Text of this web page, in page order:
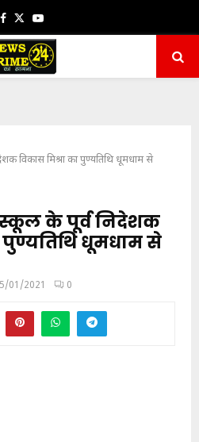
Facebook
TwitterYoutube
विकास मिश्रा का पुण्यतिथि धूमधाम से
के पूर्व निदेशक
पुण्यतिथि धूमधाम से
01/2021 0